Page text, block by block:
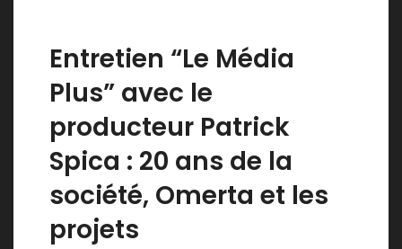
Entretien “Le Média
Plus” avec le
producteur Patrick
Spica : 20 ans de la
société, Omerta et les
projets